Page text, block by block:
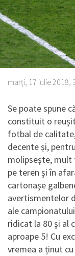
marți, 17 iulie 2018,
Se poate spune
constituit o
fotbal de
decente și,
molipsește, mult
pe teren și în
cartonașe
avertismentelor
ale
ridicat la 80 și al
aproape 5! Cu
vremea a ținut